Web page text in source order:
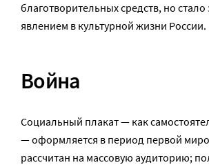
благотворительных средств, но
явлением в культурной жизни России.
Война
Социальный плакат — как
— оформляется в период первой
рассчитан на массовую аудиторию;